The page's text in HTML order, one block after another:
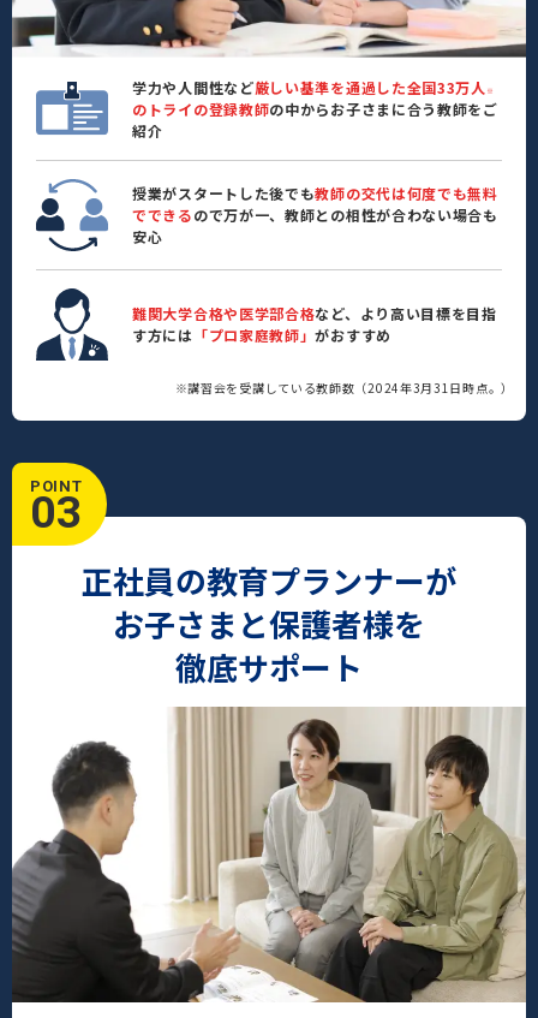
学力や人間性など厳しい基準を通過した全国33万人 ※
のトライの登録教師の中からお子さまに合う教師をご
紹介
授業がスタートした後でも教師の交代は何度でも無料
でできるので万が一、教師との相性が合わない場合も
安心
難関大学合格や医学部合格など、より高い目標を目指
す方には 「プロ家庭教師」がおすすめ
※講習会を受講している教師数（2024年3月31日時点。）
POINT
03
正社員の教育プランナーが
お子さまと保護者様を
徹底サポート